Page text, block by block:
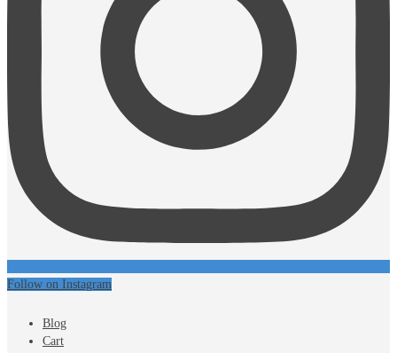
Follow on Instagram
Blog
Cart